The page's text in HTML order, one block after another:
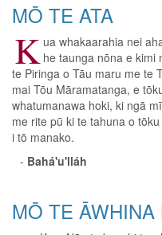
MŌ TE ATA
K ua whakaarahia nei
he taunga nōna e kimi
te Piringa o Tāu maru me te
mai Tōu Māramatanga, e
whatumanawa hoki, ki ngā
me rite pū ki te tahuna o
i tō manako.
- Bahá'u'lláh
MŌ TE